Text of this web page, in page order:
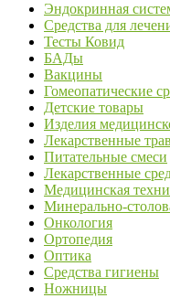
Эндокринная
Средства для
Тесты Ковид
БАДы
Вакцины
Гомеопатические
Детские товары
Изделия
Лекарственные
Питательные смеси
Лекарственные
Медицинская
Минерально-
Онкология
Ортопедия
Оптика
Средства гигиены
Ножницы